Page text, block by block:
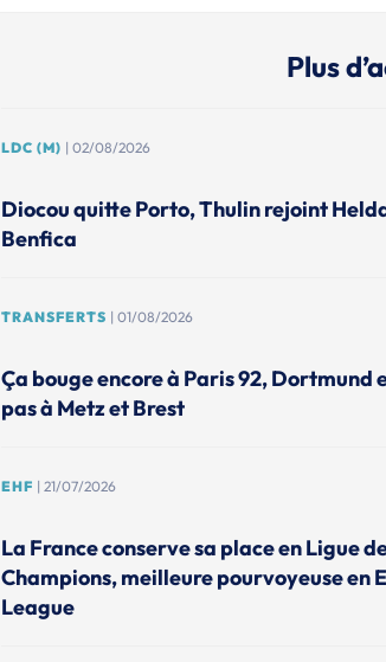
Plus
LDC (M) | 02/08/2026
Diocou quitte Porto, Thulin rejoint
Benfica
TRANSFERTS | 01/08/2026
Ça bouge encore à Paris 92, Dortmund
pas à Metz et Brest
EHF | 21/07/2026
La France conserve sa place en Ligue
Champions, meilleure pourvoyeuse en
League